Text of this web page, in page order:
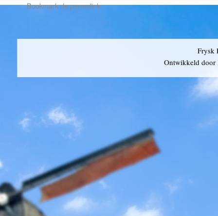
Bookmark depermalink.
Frysk
Ontwikkeld door